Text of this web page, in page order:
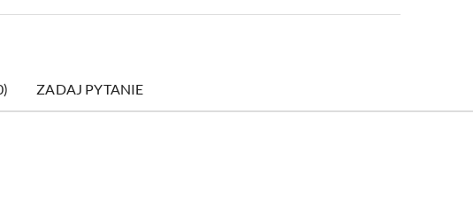
ZADAJ PYTANIE